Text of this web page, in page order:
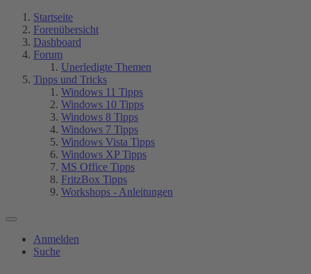
Startseite
Forenübersicht
Dashboard
Forum
Unerledigte Themen
Tipps und Tricks
Windows 11 Tipps
Windows 10 Tipps
Windows 8 Tipps
Windows 7 Tipps
Windows Vista Tipps
Windows XP Tipps
MS Office Tipps
FritzBox Tipps
Workshops - Anleitungen
Anmelden
Suche